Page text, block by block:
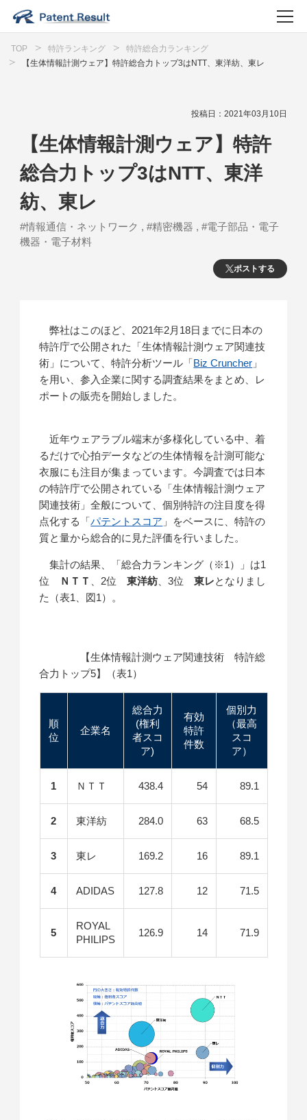
TOP 特許ランキング
特許総合力ランキング
【生体情報計測ウェア】特許総合力トップ3はNTT、東洋紡、東レ
投稿日：2021年03月10日
ポストする
【生体情報計測ウェア】特許
総合力トップ3はNTT、東洋
紡、東レ
#情報通信・ネットワーク , #精密機器 , #電子部品・電子
機器・電子材料
弊社はこのほど、2021年2月18日までに日本の
特許庁で公開された「生体情報計測ウェア関連技
術」について、特許分析ツール「Biz Cruncher 」
を用い、参入企業に関する調査結果をまとめ、レ
ポートの販売を開始しました。
近年ウェアラブル端末が多様化している中、着
るだけで心拍データなどの生体情報を計測可能な
衣服にも注目が集まっています。今調査では日本
の特許庁で公開されている「生体情報計測ウェア
関連技術」全般について、個別特許の注目度を得
点化する「パテントスコア 」をベースに、特許の
質と量から総合的に見た評価を行いました。
集計の結果、「総合力ランキング（※1）」は1
位
ＮＴＴ 、2位東洋紡 、3位東レとなりまし
た（表1、図1）。
【生体情報計測ウェア関連技術 特許総
合力トップ5】（表1）
順
位
企業名
総合力
(権利
者スコ
ア)
有効
特許
件数
個別力
（最高
スコ
ア）
1 ＮＴＴ 438.4 54 89.1
2 東洋紡 284.0 63 68.5
3 東レ 169.2 16 89.1
4 ADIDAS 127.8 12 71.5
5
ROYAL
PHILIPS
126.9 14 71.9